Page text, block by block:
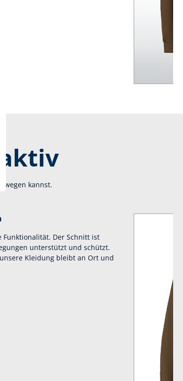
kannst.
Der Schnitt ist
unterstützt und schützt.
Kleidung bleibt an Ort und